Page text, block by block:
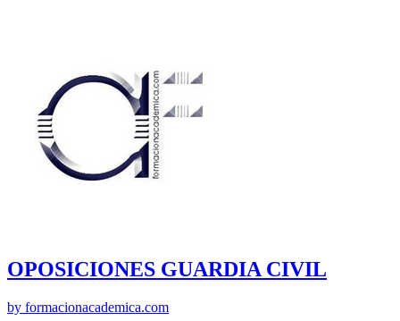
OPOSICIONES GUARDIA CIVIL
by formacionacademica.com